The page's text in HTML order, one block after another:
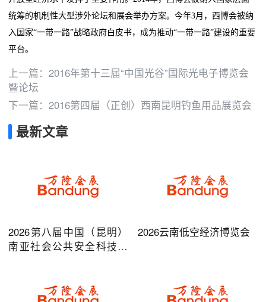
统筹的机制性大型涉外论坛和展会举办方案。今年3月，西博会被纳
入国家“一带一路”战略政府白皮书，成为推动“一带一路”建设的重要
平台。
上一篇：2016年第十三届“中国光谷”国际光电子博览会
暨论坛
下一篇：2016第四届（正创）西南昆明钓鱼用品展览会
最新文章
2026第八届中国（昆明）
南亚社会公共安全科技博
2026云南低空经济博览会